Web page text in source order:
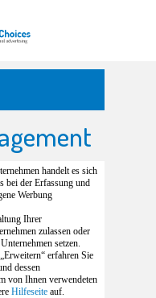
handelt es sich
bei der Erfassung und
Werbung
Ihrer
zulassen oder
setzen.
erfahren Sie
dessen
von Ihnen verwendeten
Hilfeseite auf.